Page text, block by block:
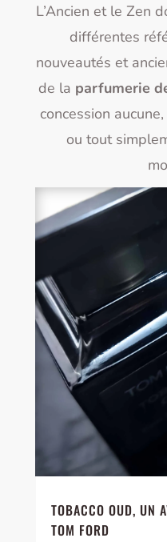
L’Ancien et le Zen
différentes
nouveautés et
de la parfumerie
concession
ou tout
TOBACCO OUD, UN
TOM FORD